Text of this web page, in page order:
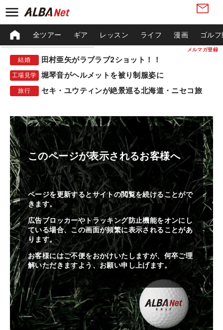
メルマガ登録
全ツアー ギア レッスン ライフ 漫画 ゴル
結婚 田村亜矢がラブラブ2ショット！！
工場見学 堀琴音がヘルメットを被り制服姿に
旅行 セキ・ユウティンが絶景巡る北海道・ニセコ旅
このページが表示されるお客様へ
ページを更新するとサイトの閲覧を続けることがで
きます。
広告ブロッカーやトラッキング防止機能をオンにし
ている場合、この画面が頻繁に表示されることがあ
ります。
お客様にはご不便をおかけいたしますが、何卒ご理
解いただきますよう、お願い申し上げます。